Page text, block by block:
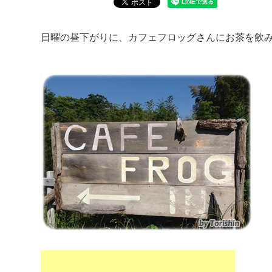
日曜の昼下がりに、カフェフロッグさんにお茶を飲